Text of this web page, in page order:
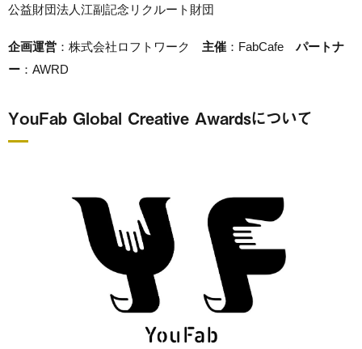
公益財団法人江副記念リクルート財団
企画運営 ：株式会社ロフトワーク 主催 ：FabCafe パートナ
ー ：AWRD
YouFab Global Creative Awardsについて